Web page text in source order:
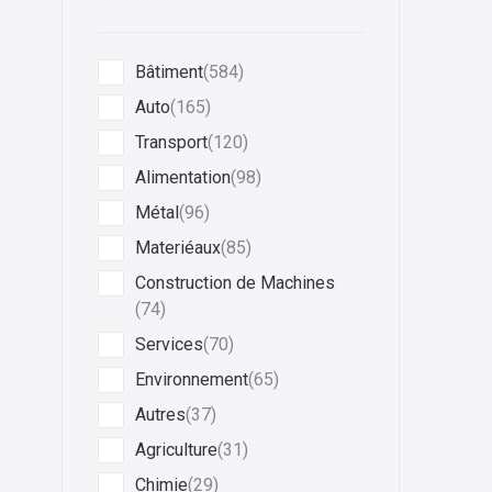
Bâtiment(584)
Auto(165)
Transport(120)
Alimentation(98)
Métal(96)
Materiéaux(85)
Construction de Machines
(74)
Services(70)
Environnement(65)
Autres(37)
Agriculture(31)
Chimie(29)